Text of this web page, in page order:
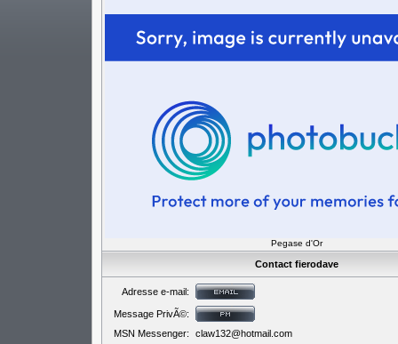
Pegase d'Or
Contact fierodave
Adresse e-mail:
Message PrivÃ©:
MSN Messenger:
claw132@hotmail.com